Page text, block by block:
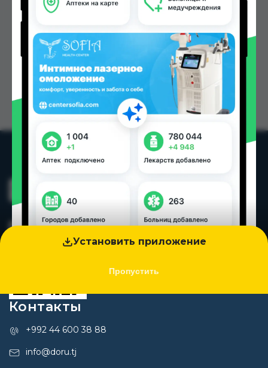
Установить приложение
Пропустить
Контакты
+992 44 600 38 88
info@doru.tj